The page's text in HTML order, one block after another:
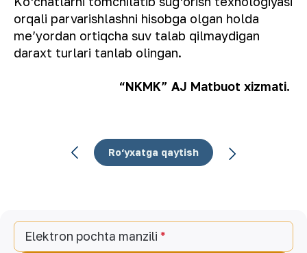
orqali parvarishlashni hisobga olgan holda
meʼyordan ortiqcha suv talab qilmaydigan
daraxt turlari tanlab olingan.
“NKMK” AJ Matbuot xizmati.
Ro‘yxatga qaytish
Elektron pochta manzili